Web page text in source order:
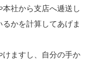
社から支店へ逓送し
かを計算してあげま
けますし、自分の手か